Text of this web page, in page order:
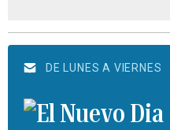
DE LUNES A VIERNES